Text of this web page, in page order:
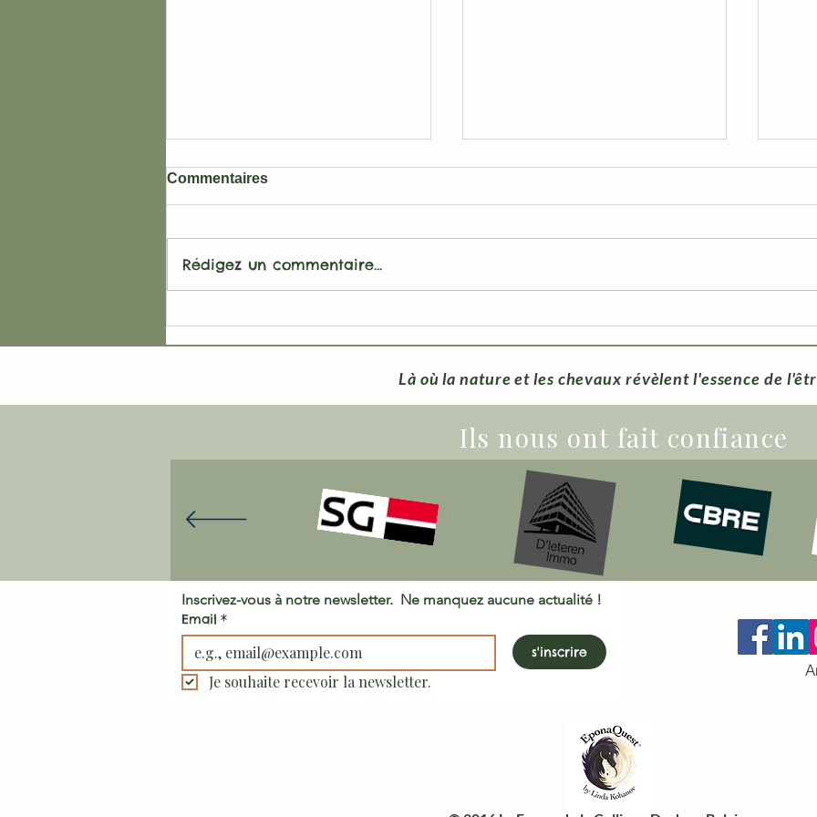
Commentaires
Rédigez un commentaire...
Là où la nature et les chevaux révèlent l'essence de
Ils nous ont fait confiance
Email *
s'inscrire
Je souhaite recevoir la newsletter.